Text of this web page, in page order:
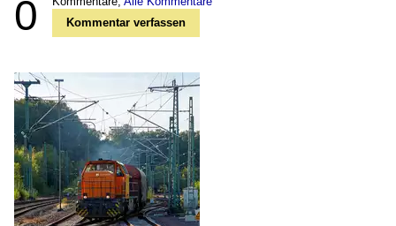
0
Kommentar verfassen